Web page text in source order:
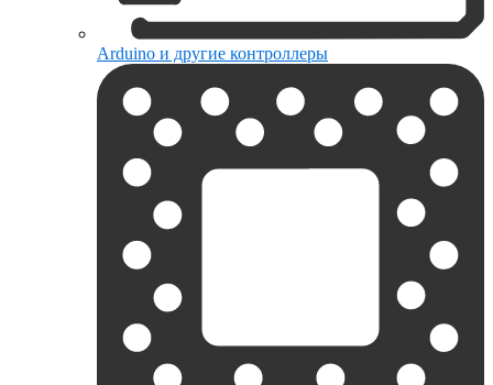
Arduino и другие контроллеры